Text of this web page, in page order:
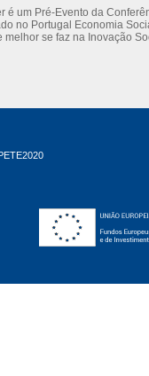
é um Pré-Evento da
no Portugal Economia
se faz na Inovação